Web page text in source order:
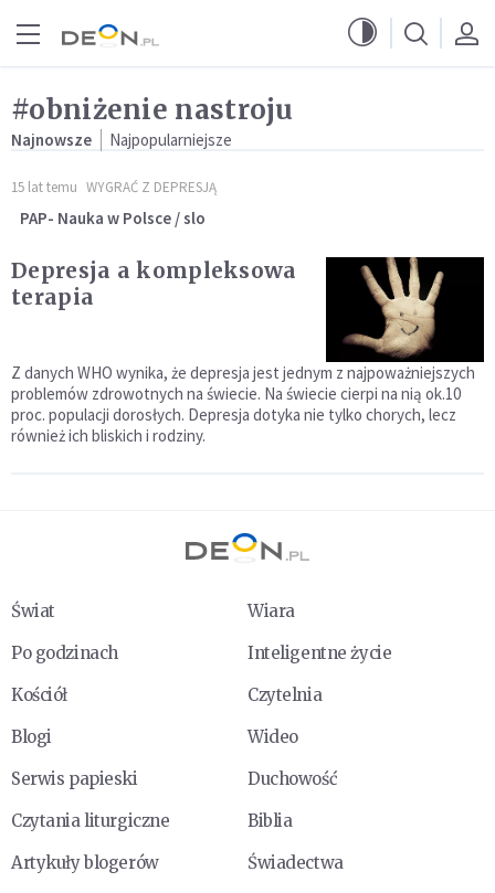
#obniżenie nastroju
Najnowsze Najpopularniejsze
15 lat temu WYGRAĆ Z DEPRESJĄ
PAP- Nauka w Polsce / slo
Depresja a kompleksowa
terapia
Z danych WHO wynika, że depresja jest jednym z najpoważniejszych
problemów zdrowotnych na świecie. Na świecie cierpi na nią ok.10
proc. populacji dorosłych. Depresja dotyka nie tylko chorych, lecz
również ich bliskich i rodziny.
Świat
Wiara
Po godzinach
Inteligentne życie
Kościół
Czytelnia
Blogi
Wideo
Serwis papieski
Duchowość
Czytania liturgiczne
Biblia
Artykuły blogerów
Świadectwa